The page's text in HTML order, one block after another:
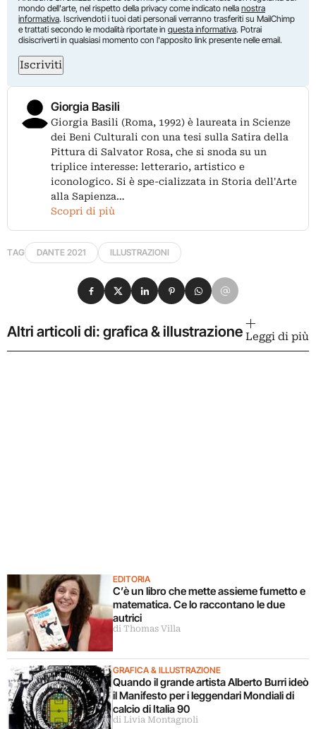
mondo dell'arte, nel rispetto della privacy come indicato nella nostra
informativa. Iscrivendoti i tuoi dati personali verranno trasferiti su MailChimp
e trattati secondo le modalità riportate in questa informativa. Potrai
disiscriverti in qualsiasi momento con l'apposito link presente nelle email.
Iscriviti
Giorgia Basili
Giorgia Basili (Roma, 1992) è laureata in Scienze
dei Beni Culturali con una tesi sulla Satira della
Pittura di Salvator Rosa, che si snoda su un
triplice interesse: letterario, artistico e
iconologico. Si è spe-cializzata in Storia dell'Arte
alla Sapienza…
Scopri di più
TAG DANTE 2021 ILLUSTRAZIONI
Condividi su Facebook
Condividi su X
Condividi su LinkedIn
Condividi su Pinterest
Condividi su WhatsApp
Condividi su Email
Altri articoli di: grafica & illustrazione Leggi di più
EDITORIA
C’è un libro che mette assieme fumetto e
matematica. Ce lo raccontano le due
autrici
di Thomas Villa
GRAFICA & ILLUSTRAZIONE
Quando il grande artista Alberto Burri ideò
il Manifesto per i leggendari Mondiali di
calcio di Italia 90
di Livia Montagnoli